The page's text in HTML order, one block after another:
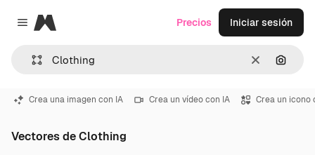
Close menu
Magnific
Borrar
Precios Iniciar sesión
Crea una imagen con IA Crea un vídeo con IA Crea un icono
Vectores de Clothing